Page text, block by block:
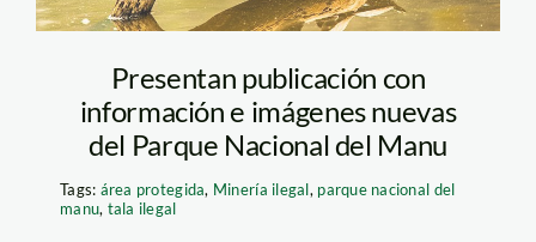
Presentan publicación con
información e imágenes nuevas
del Parque Nacional del Manu
Tags: área protegida, Minería ilegal, parque nacional del
manu, tala ilegal